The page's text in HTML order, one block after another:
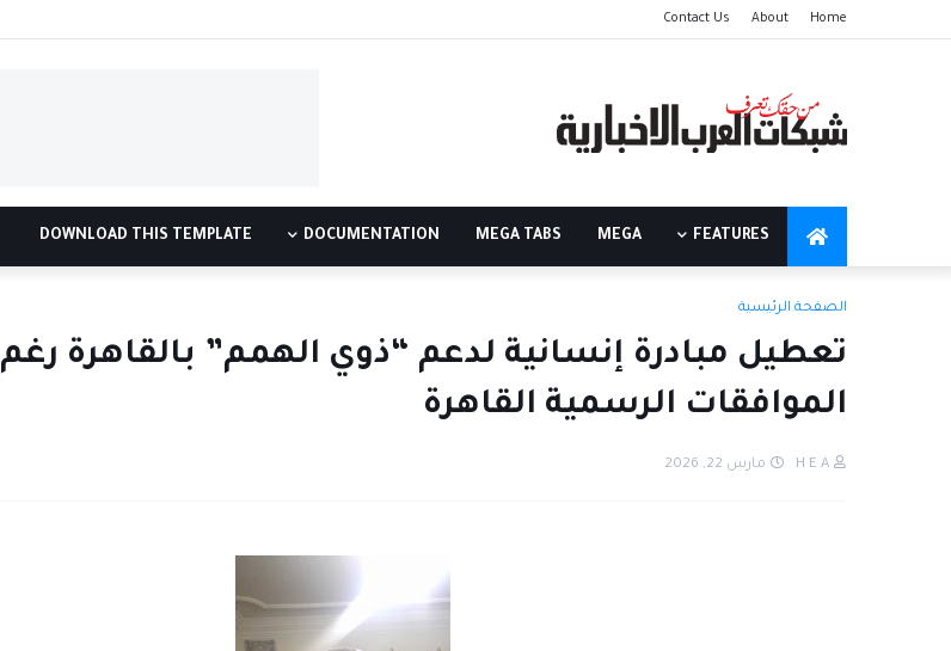
Home
About
Contact Us
FEATURES
MEGA
MEGA TABS
DOCUMENTATION
DOWNLOAD THIS TEMPLATE
الصفحة الرئيسية
تعطيل مبادرة إنسانية لدعم “ذوي الهمم” بالقاهرة رغم
الموافقات الرسمية القاهرة
H E A مارس 22, 2026